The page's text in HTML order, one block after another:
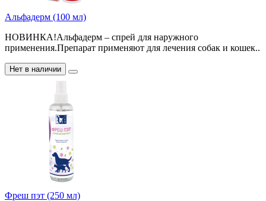
Альфадерм (100 мл)
НОВИНКА!Альфадерм – спрей для наружного
применения.Препарат применяют для лечения собак и кошек..
Нет в наличии
Фреш пэт (250 мл)